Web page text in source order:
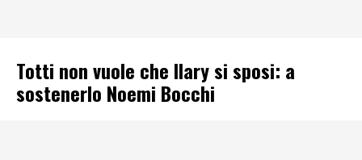
Totti non vuole che Ilary si sposi: a
sostenerlo Noemi Bocchi